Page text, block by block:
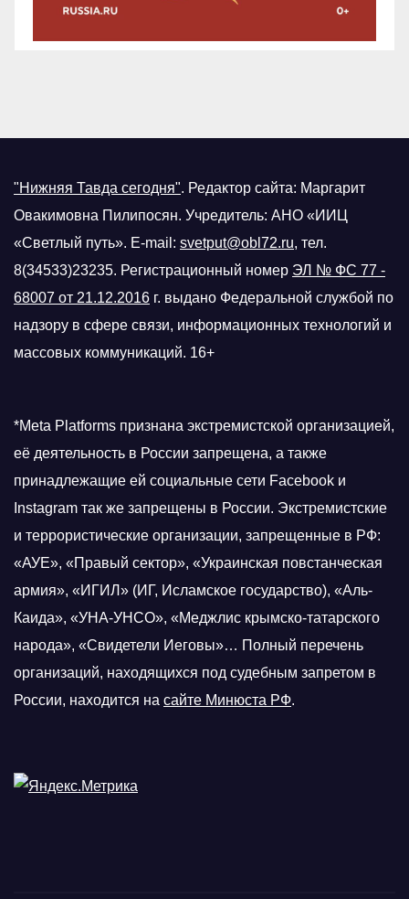
"Нижняя Тавда сегодня". Редактор сайта: Маргарит
Овакимовна Пилипосян. Учредитель: АНО «ИИЦ
«Светлый путь». E-mail: svetput@obl72.ru, тел.
8(34533)23235. Регистрационный номер ЭЛ № ФС 77 -
68007 от 21.12.2016 г. выдано Федеральной службой по
надзору в сфере связи, информационных технологий и
массовых коммуникаций. 16+
*Meta Platforms признана экстремистской организацией,
её деятельность в России запрещена, а также
принадлежащие ей социальные сети Facebook и
Instagram так же запрещены в России. Экстремистские
и террористические организации, запрещенные в РФ:
«АУЕ», «Правый сектор», «Украинская повстанческая
армия», «ИГИЛ» (ИГ, Исламское государство), «Аль-
Каида», «УНА-УНСО», «Меджлис крымско-татарского
народа», «Свидетели Иеговы»… Полный перечень
организаций, находящихся под судебным запретом в
России, находится на сайте Минюста РФ.